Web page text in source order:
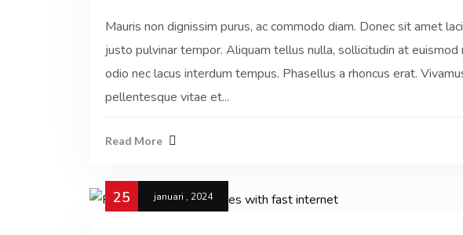
Mauris non dignissim purus, ac commodo diam. Donec sit amet
justo pulvinar tempor. Aliquam tellus nulla, sollicitudin at euismod
odio nec lacus interdum tempus. Phasellus a rhoncus erat.
pellentesque vitae et...
Read More
25 januari , 2024